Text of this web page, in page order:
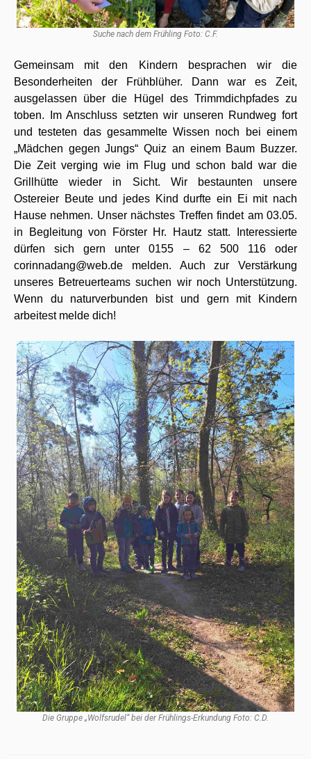
Suche nach dem Frühling Foto: C.F.
Gemeinsam mit den Kindern besprachen wir die
Besonderheiten der Frühblüher. Dann war es Zeit,
ausgelassen über die Hügel des Trimmdichpfades zu
toben. Im Anschluss setzten wir unseren Rundweg fort
und testeten das gesammelte Wissen noch bei einem
„Mädchen gegen Jungs“ Quiz an einem Baum Buzzer.
Die Zeit verging wie im Flug und schon bald war die
Grillhütte wieder in Sicht. Wir bestaunten unsere
Ostereier Beute und jedes Kind durfte ein Ei mit nach
Hause nehmen. Unser nächstes Treffen findet am 03.05.
in Begleitung von Förster Hr. Hautz statt. Interessierte
dürfen sich gern unter 0155 – 62 500 116 oder
corinnadang@web.de melden. Auch zur Verstärkung
unseres Betreuerteams suchen wir noch Unterstützung.
Wenn du naturverbunden bist und gern mit Kindern
arbeitest melde dich!
Die Gruppe „Wolfsrudel“ bei der Frühlings-Erkundung Foto: C.D.